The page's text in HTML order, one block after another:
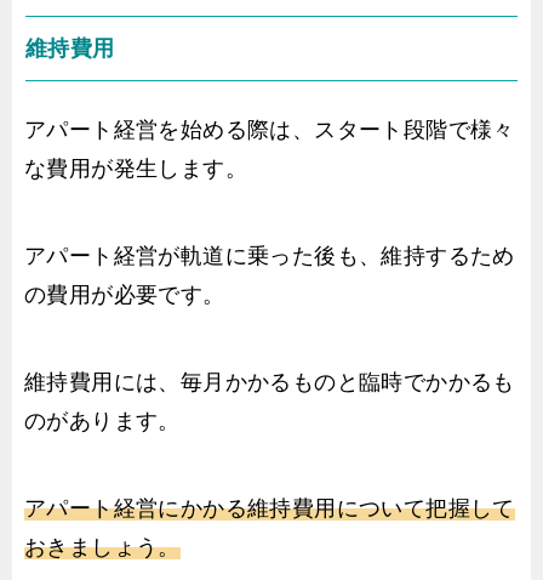
維持費用
アパート経営を始める際は、スタート段階で様々
な費用が発生します。
アパート経営が軌道に乗った後も、維持するため
の費用が必要です。
維持費用には、毎月かかるものと臨時でかかるも
のがあります。
アパート経営にかかる維持費用について把握して
おきましょう。